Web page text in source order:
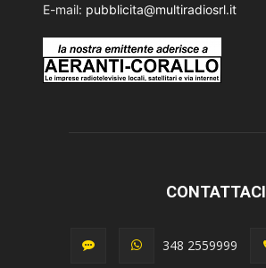
E-mail: pubblicita@multiradiosrl.it
CONTATTACI
348 2559999